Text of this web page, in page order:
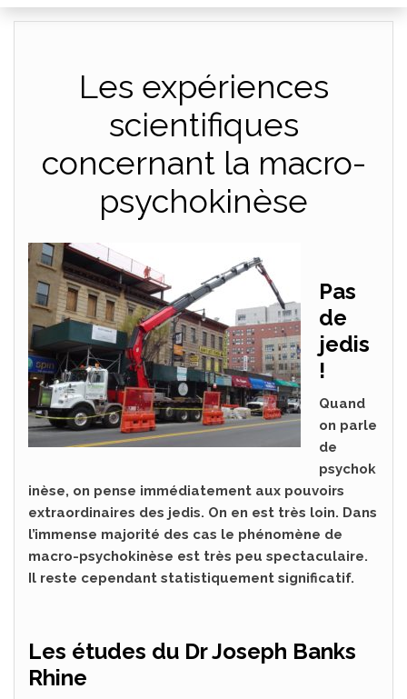
Les expériences
scientifiques
concernant la macro-
psychokinèse
Pas
de
jedis
!
Quand
on parle
de
psychok
inèse, on pense immédiatement aux pouvoirs
extraordinaires des jedis. On en est très loin. Dans
l’immense majorité des cas le phénomène de
macro-psychokinèse est très peu spectaculaire.
Il reste cependant statistiquement significatif.
Les études du Dr Joseph Banks
Rhine